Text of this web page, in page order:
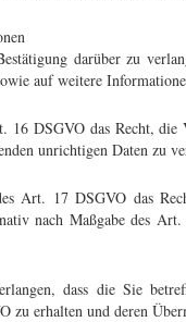
darüber zu
auf weitere
16 DSGVO das Recht,
unrichtigen Daten zu
Art. 17 DSGVO das
nach Maßgabe des
dass die Sie
zu erhalten und deren